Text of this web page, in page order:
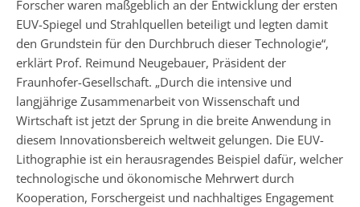
Forscher waren maßgeblich an der Entwicklung der ersten
EUV-Spiegel und Strahlquellen beteiligt und legten damit
den Grundstein für den Durchbruch dieser Technologie“,
erklärt Prof. Reimund Neugebauer, Präsident der
Fraunhofer-Gesellschaft. „Durch die intensive und
langjährige Zusammenarbeit von Wissenschaft und
Wirtschaft ist jetzt der Sprung in die breite Anwendung in
diesem Innovationsbereich weltweit gelungen. Die EUV-
Lithographie ist ein herausragendes Beispiel dafür, welcher
technologische und ökonomische Mehrwert durch
Kooperation, Forschergeist und nachhaltiges Engagement